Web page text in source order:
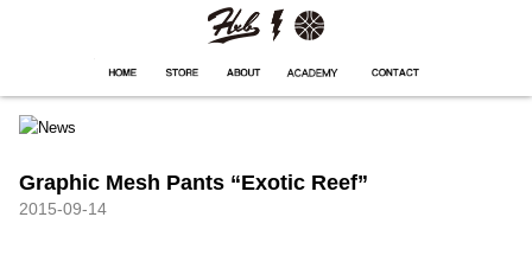
Graphic Mesh Pants “Exotic Reef”
2015-09-14